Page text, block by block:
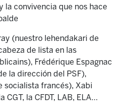
la convivencia que nos hace
(nuestro lehendakari de
de lista en las
Frédérique Espagnac
la dirección del PSF),
socialista francés), Xabi
CGT, la CFDT, LAB, ELA…